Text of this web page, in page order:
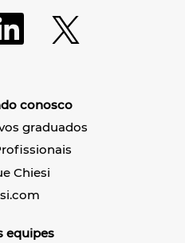
A
b
r
m
n
v
conosco
graduados
Chiesi
equipes